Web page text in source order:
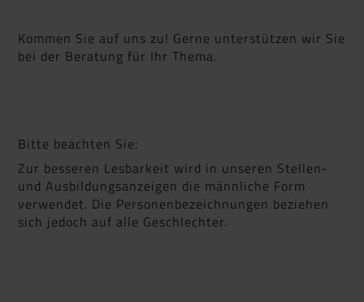
Kommen Sie auf uns zu! Gerne unterstützen wir Sie
bei der Beratung für Ihr Thema.
Bitte beachten Sie:
Zur besseren Lesbarkeit wird in unseren Stellen-
und Ausbildungsanzeigen die männliche Form
verwendet. Die Personenbezeichnungen beziehen
sich jedoch auf alle Geschlechter.